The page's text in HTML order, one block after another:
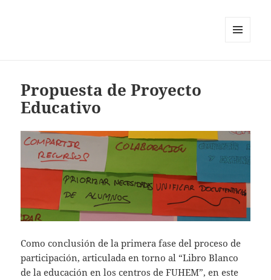
Propuesta de Proyecto
Educativo
Como conclusión de la primera fase del proceso de
participación, articulada en torno al “Libro Blanco
de la educación en los centros de FUHEM”, en este